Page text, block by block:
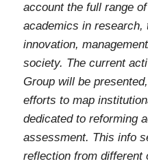
account the full range
academics in research,
innovation,
society. The current
Group will be
efforts to map
dedicated to reforming
assessment. This info
reflection from different